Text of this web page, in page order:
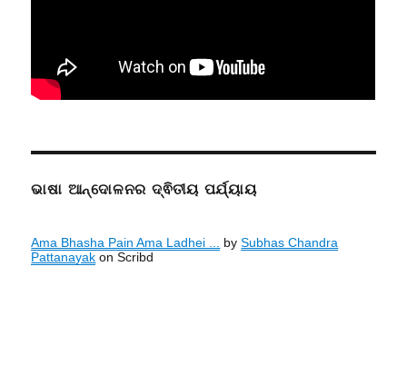
ଭାଷା ଆନ୍ଦୋଳନର ଦ୍ଵିତୀୟ ପର୍ଯ୍ୟାୟ
Ama Bhasha Pain Ama Ladhei ... bySubhas Chandra
Pattanayak on Scribd